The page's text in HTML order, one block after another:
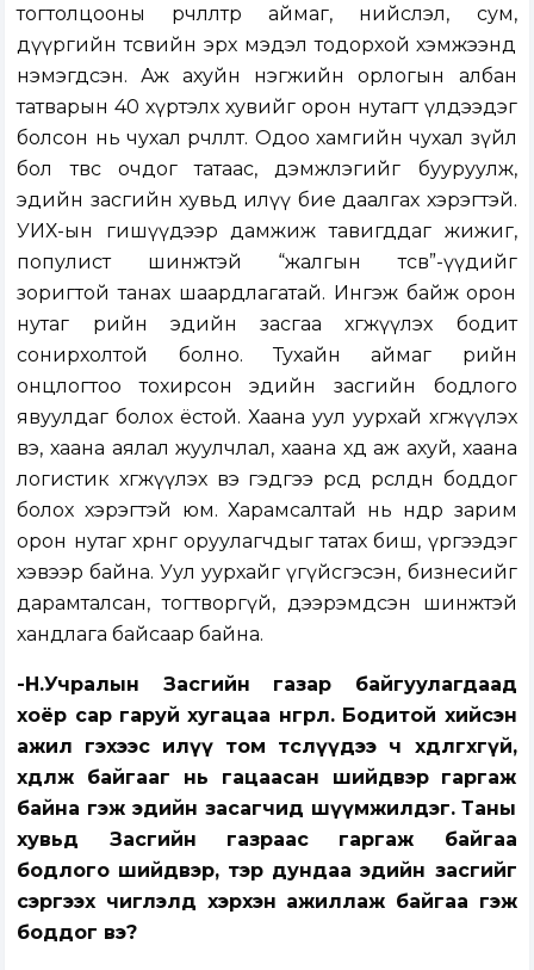
тогтолцооны өөрчлөлтөөр аймаг, нийслэл, сум,
дүүргийн төсвийн эрх мэдэл тодорхой хэмжээнд
нэмэгдсэн. Аж ахуйн нэгжийн орлогын албан
татварын 40 хүртэлх хувийг орон нутагт үлдээдэг
болсон нь чухал өөрчлөлт. Одоо хамгийн чухал зүйл
бол төвөөс очдог татаас, дэмжлэгийг бууруулж,
эдийн засгийн хувьд илүү бие даалгах хэрэгтэй.
УИХ-ын гишүүдээр дамжиж тавигддаг жижиг,
популист шинжтэй “жалгын төсөв”-үүдийг
зоригтой танах шаардлагатай. Ингэж байж орон
нутаг өөрийн эдийн засгаа хөгжүүлэх бодит
сонирхолтой болно. Тухайн аймаг өөрийн
онцлогтоо тохирсон эдийн засгийн бодлого
явуулдаг болох ёстой. Хаана уул уурхай хөгжүүлэх
вэ, хаана аялал жуулчлал, хаана хөдөө аж ахуй, хаана
логистик хөгжүүлэх вэ гэдгээ өөрсдөө өрсөлдөн боддог
болох хэрэгтэй юм. Харамсалтай нь өнөөдөр зарим
орон нутаг хөрөнгө оруулагчдыг татах биш, үргээдэг
хэвээр байна. Уул уурхайг үгүйсгэсэн, бизнесийг
дарамталсан, тогтворгүй, дээрэмдсэн шинжтэй
хандлага байсаар байна.
-Н.Учралын Засгийн газар байгуулагдаад
хоёр сар гаруй хугацаа өнгөрлөө. Бодитой хийсэн
ажил гэхээс илүү том төслүүдээ ч хөдөлгөхгүй,
хөдөлж байгааг нь гацаасан шийдвэр гаргаж
байна гэж эдийн засагчид шүүмжилдэг. Таны
хувьд Засгийн газраас гаргаж байгаа
бодлого шийдвэр, тэр дундаа эдийн засгийг
сэргээх чиглэлд хэрхэн ажиллаж байгаа гэж
боддог вэ?